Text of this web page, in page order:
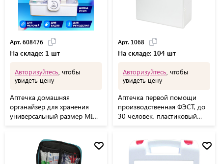
Арт. 608476
На складе: 1 шт
Авторизуйтесь , чтобы
увидеть цену
Аптечка домашняя
органайзер для хранения
универсальный размер MINI
Арт. 1068
На складе: 104 шт
Авторизуйтесь , чтобы
увидеть цену
Аптечка первой помощи
производственная ФЭСТ, до
30 человек, пластиковый